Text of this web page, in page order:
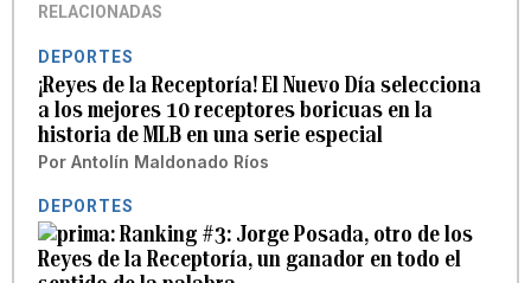
RELACIONADAS
DEPORTES
¡Reyes de la Receptoría! El Nuevo Día selecciona
a los mejores 10 receptores boricuas en la
historia de MLB en una serie especial
Por Antolín Maldonado Ríos
DEPORTES
Ranking #3: Jorge Posada, otro de los
Reyes de la Receptoría, un ganador en todo el